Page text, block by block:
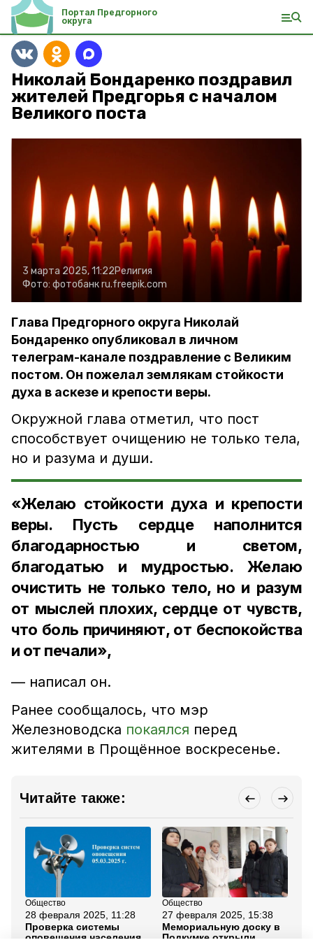
Портал Предгорного
округа
Николай Бондаренко поздравил
жителей Предгорья с началом
Великого поста
3 марта 2025, 11:22Религия
Фото: фотобанк ru.freepik.com
Глава Предгорного округа Николай
Бондаренко опубликовал в личном
телеграм-канале поздравление с Великим
постом. Он пожелал землякам стойкости
духа в аскезе и крепости веры.
Окружной глава отметил, что пост
способствует очищению не только тела,
но и разума и души.
«Желаю стойкости духа и крепости
веры. Пусть сердце наполнится
благодарностью и светом,
благодатью и мудростью. Желаю
очистить не только тело, но и разум
от мыслей плохих, сердце от чувств,
что боль причиняют, от беспокойства
и от печали»,
— написал он.
Ранее сообщалось, что мэр
Железноводска покаялся перед
жителями в Прощённое воскресенье.
Читайте также:
Общество
28 февраля 2025, 11:28
Проверка системы
оповещения населения
Общество
27 февраля 2025, 15:38
Мемориальную доску в
Подкумке открыли